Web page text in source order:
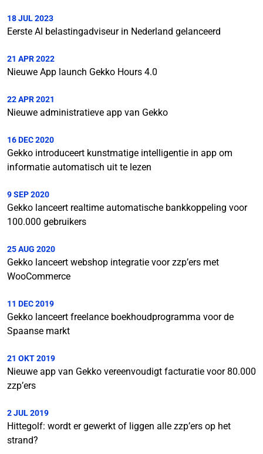
18 JUL 2023
Eerste AI belastingadviseur in Nederland gelanceerd
21 APR 2022
Nieuwe App launch Gekko Hours 4.0
22 APR 2021
Nieuwe administratieve app van Gekko
16 DEC 2020
Gekko introduceert kunstmatige intelligentie in app om
informatie automatisch uit te lezen
9 SEP 2020
Gekko lanceert realtime automatische bankkoppeling voor
100.000 gebruikers
25 AUG 2020
Gekko lanceert webshop integratie voor zzp’ers met
WooCommerce
11 DEC 2019
Gekko lanceert freelance boekhoudprogramma voor de
Spaanse markt
21 OKT 2019
Nieuwe app van Gekko vereenvoudigt facturatie voor 80.000
zzp’ers
2 JUL 2019
Hittegolf: wordt er gewerkt of liggen alle zzp’ers op het
strand?